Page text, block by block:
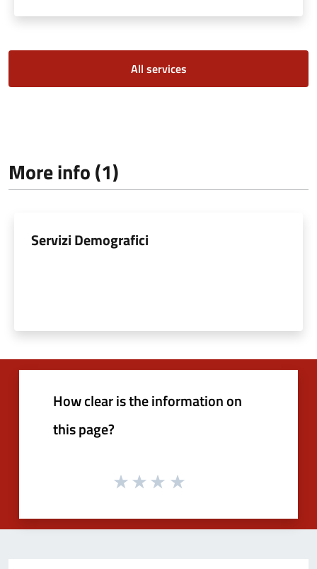
All services
More info (1)
Servizi Demografici
How clear is the information on
this page?